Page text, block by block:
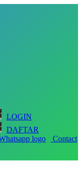
LOGIN
DAFTAR
Contact